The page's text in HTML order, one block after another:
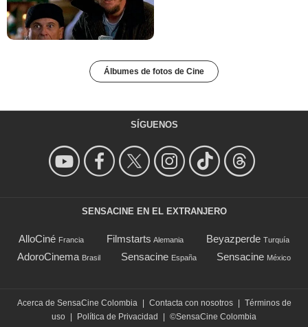
Álbumes de fotos de Cine
SÍGUENOS
SENSACINE EN EL EXTRANJERO
AlloCiné Francia Filmstarts Alemania Beyazperde Turquía
AdoroCinema Brasil Sensacine España Sensacine México
Acerca de SensaCine Colombia Contacta con nosotros
Términos de
uso
Política de Privacidad ©SensaCine Colombia